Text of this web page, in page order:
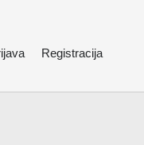
Registracija